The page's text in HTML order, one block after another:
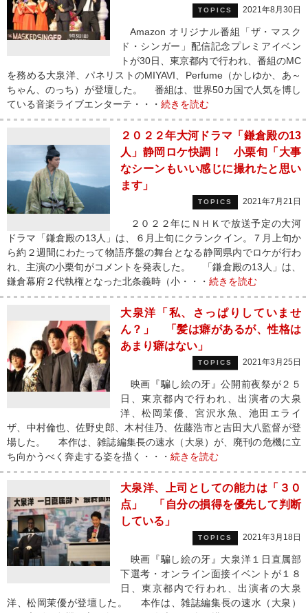
TOPICS 2021年8月30日
Amazon オリジナル番組「ザ・マスク
ド・シンガー」配信記念プレミアイベン
トが30日、東京都内で行われ、番組のMC
を務める大泉洋、パネリストのMIYAVI、Perfume（かしゆか、あ～
ちゃん、のっち）が登壇した。 番組は、世界50カ国で人気を博し
ている音楽ライブエンターテ・・・ 続きを読む
２０２２年大河ドラマ「鎌倉殿の13
人」静岡ロケ快調！ 小栗旬「大事
なシーンもいい感じに撮れたと思い
ます」
TOPICS 2021年7月21日
２０２２年にＮＨＫで放送予定の大河
ドラマ「鎌倉殿の13人」は、６月上旬にクランクイン。７月上旬か
ら約２週間にわたって物語序盤の舞台となる静岡県内でロケが行わ
れ、主演の小栗旬がコメントを発表した。 「鎌倉殿の13人」は、
鎌倉幕府２代執権となった北条義時（小・・・ 続きを読む
大泉洋「私、さっぱりしていませ
ん？」 「髪は癖があるが、性格は
あまり癖はない」
TOPICS 2021年3月25日
映画『騙し絵の牙』公開前夜祭が２５
日、東京都内で行われ、出演者の大泉
洋、松岡茉優、宮沢氷魚、池田エライ
ザ、中村倫也、佐野史郎、木村佳乃、佐藤浩市と吉田大八監督が登
場した。 本作は、雑誌編集長の速水（大泉）が、廃刊の危機に立
ち向かうべく奔走する姿を描く・・・ 続きを読む
大泉洋、上司としての能力は「３０
点」 「自分の損得を優先して判断
している」
TOPICS 2021年3月18日
映画『騙し絵の牙』大泉洋１日直属部
下選考・オンライン面接イベントが１８
日、東京都内で行われ、出演者の大泉
洋、松岡茉優が登壇した。 本作は、雑誌編集長の速水（大泉）